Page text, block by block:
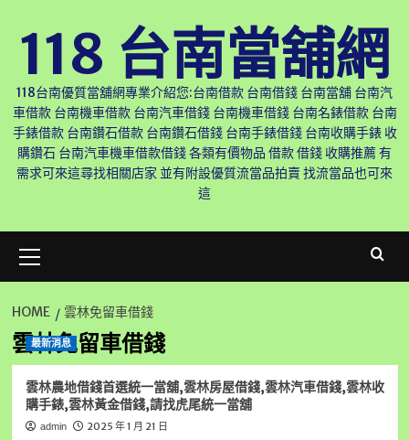
118 台南當舖網
118台南優質當舖網專業介紹您:台南借款 台南借錢 台南當舖 台南汽
車借款 台南機車借款 台南汽車借錢 台南機車借錢 台南名錶借款 台南
手錶借款 台南鑽石借款 台南鑽石借錢 台南手錶借錢 台南收購手錶 收
購鑽石 台南汽車機車借款借錢 各類有價物品 借款 借錢 收購推薦 有
需求可來這尋找相關店家 並有附設優質流當品拍賣 找流當品也可來
這
Menu
HOME 雲林免留車借錢
雲林免留車借錢
最新消息
雲林農地借錢首選統一當舖,雲林房屋借錢,雲林汽車借錢,雲林收
購手錶,雲林黃金借錢,請找虎尾統一當舖
admin 2025 年 1 月 21 日